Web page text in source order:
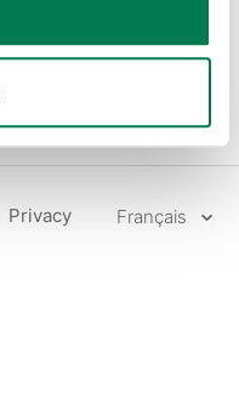
Privacy Français